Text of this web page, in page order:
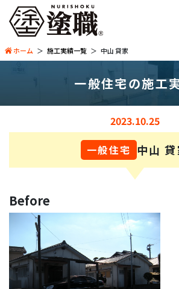
ホーム 施工実績一覧 中山 貸家
一般住宅の施工
2023.10.25
一般住宅 中山 貸
Before